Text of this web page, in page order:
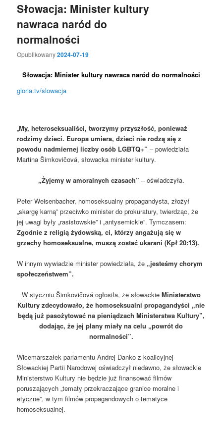
Słowacja: Minister kultury
nawraca naród do
normalności
Opublikowany2024-07-19
Słowacja: Minister kultury nawraca naród do normalności
gloria.tv/slowacja
„My, heteroseksualiści, tworzymy przyszłość, ponieważ
rodzimy dzieci. Europa umiera, dzieci nie rodzą się z
powodu nadmiernej liczby osób LGBTQ+” – powiedziała
Martina Šimkovičová, słowacka minister kultury.
„Żyjemy w amoralnych czasach” – oświadczyła.
Peter Weisenbacher, homoseksualny propagandysta, złożył
„skargę karną” przeciwko minister do prokuratury, twierdząc, że
jej uwagi były „rasistowskie” i „antysemickie”. Tymczasem:
Zgodnie z religią żydowską, ci, którzy angażują się w
grzechy homoseksualne, muszą zostać ukarani (Kpł 20:13).
W innym wywiadzie minister powiedziała, że „jesteśmy chorym
społeczeństwem”.
W styczniu Šimkovičová ogłosiła, że słowackie Ministerstwo
Kultury zdecydowało, że homoseksualni propagandyści „nie
będą już pasożytować na pieniądzach Ministerstwa Kultury”,
dodając, że jej plany miały na celu „powrót do
normalności”.
Wicemarszałek parlamentu Andrej Danko z koalicyjnej
Słowackiej Partii Narodowej oświadczył niedawno, że słowackie
Ministerstwo Kultury nie będzie już finansować filmów
poruszających „tematy przekraczające granice moralne i
etyczne”, w tym filmów propagandowych o tematyce
homoseksualnej.